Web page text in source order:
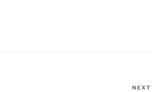
NEXT